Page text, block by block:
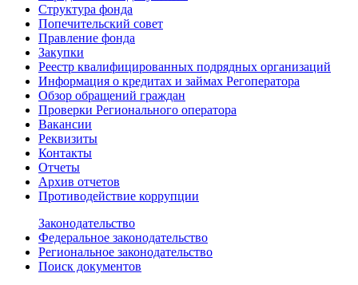
Структура фонда
Попечительский совет
Правление фонда
Закупки
Реестр квалифицированных подрядных организаций
Информация о кредитах и займах Регоператора
Обзор обращений граждан
Проверки Регионального оператора
Вакансии
Реквизиты
Контакты
Отчеты
Архив отчетов
Противодействие коррупции
Законодательство
Федеральное законодательство
Региональное законодательство
Поиск документов